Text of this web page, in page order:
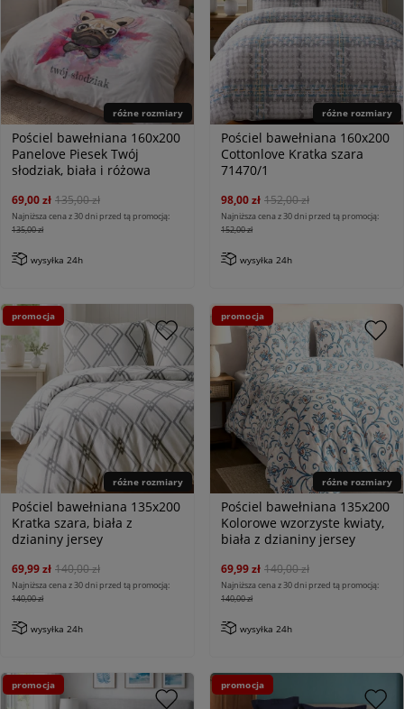
różne rozmiary
Pościel bawełniana 160x200
Panelove Piesek Twój
słodziak, biała i różowa
69,00 zł 135,00 zł
Najniższa cena z 30 dni przed tą promocją:
135,00 zł
wysyłka 24h
różne rozmiary
Pościel bawełniana 160x200
Cottonlove Kratka szara
71470/1
98,00 zł 152,00 zł
Najniższa cena z 30 dni przed tą promocją:
152,00 zł
wysyłka 24h
różne rozmiary
Pościel bawełniana 135x200
Kratka szara, biała z
dzianiny jersey
69,99 zł 140,00 zł
Najniższa cena z 30 dni przed tą promocją:
140,00 zł
wysyłka 24h
promocja
różne rozmiary
Pościel bawełniana 135x200
Kolorowe wzorzyste kwiaty,
biała z dzianiny jersey
69,99 zł 140,00 zł
Najniższa cena z 30 dni przed tą promocją:
140,00 zł
wysyłka 24h
promocja
promocja promocja